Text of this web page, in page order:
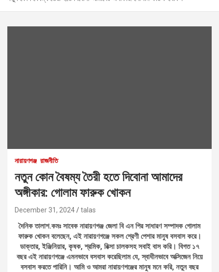
নারায়ণগঞ্জ রাজনীতি
নতুন কোন বৈষম্য তৈরী হতে দিবোনা আমাদের
অঙ্গীকার: গোলাম ফারুক খোকন
December 31, 2024 talas
দৈনিক তালাশ.কমঃ সাবেক নারায়ণগঞ্জ জেলা বি এন পির সাধারণ সম্পাদক গোলাম
ফারুক খোকন বলেছেন, এই নারায়ণগঞ্জে সকল শ্রেণী পেশার মানুষ বসবাস করে।
ডাক্তার, ইঞ্জিনিয়ার, কৃষক, শ্রমিক, রিক্সা চালকসহ সবাই বাস করি। বিগত ১৭
বছর এই নারায়ণগঞ্জে এমনভাবে বসবাস করেছিলাম যে, স্বাধীনভাবে অক্সিজেন নিয়ে
বসবাস করতে পারিনি। আমি ও আমরা নারায়ণগঞ্জের মানুষ মনে করি, নতুন বছর